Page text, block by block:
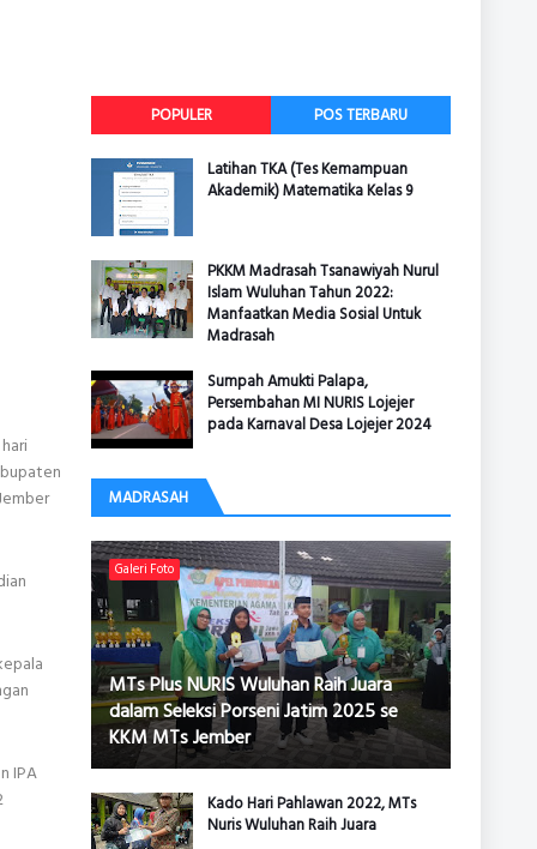
IPA
POPULER POS TERBARU
Latihan TKA (Tes Kemampuan
Akademik) Matematika Kelas 9
PKKM Madrasah Tsanawiyah Nurul
Islam Wuluhan Tahun 2022:
Manfaatkan Media Sosial Untuk
Madrasah
Sumpah Amukti Palapa,
Persembahan MI NURIS Lojejer
pada Karnaval Desa Lojejer 2024
MADRASAH
Galeri Foto
MTs Plus NURIS Wuluhan Raih Juara
dalam Seleksi Porseni Jatim 2025 se
KKM MTs Jember
Kado Hari Pahlawan 2022, MTs
Nuris Wuluhan Raih Juara